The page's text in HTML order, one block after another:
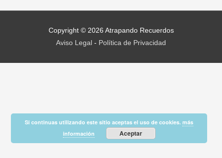
Copyright © 2026 Atrapando Recuerdos
Aviso Legal - Política de Privacidad
Si continuas utilizando este sitio aceptas el uso de cookies.más
información
Aceptar